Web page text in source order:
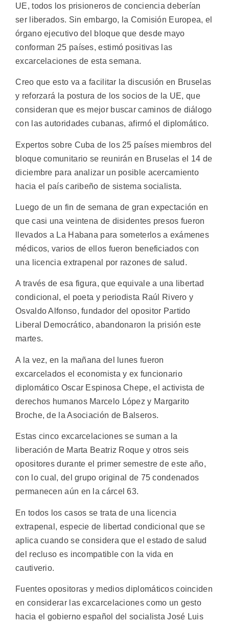
UE, todos los prisioneros de conciencia deberían
ser liberados. Sin embargo, la Comisión Europea, el
órgano ejecutivo del bloque que desde mayo
conforman 25 países, estimó positivas las
excarcelaciones de esta semana.
Creo que esto va a facilitar la discusión en Bruselas
y reforzará la postura de los socios de la UE, que
consideran que es mejor buscar caminos de diálogo
con las autoridades cubanas, afirmó el diplomático.
Expertos sobre Cuba de los 25 países miembros del
bloque comunitario se reunirán en Bruselas el 14 de
diciembre para analizar un posible acercamiento
hacia el país caribeño de sistema socialista.
Luego de un fin de semana de gran expectación en
que casi una veintena de disidentes presos fueron
llevados a La Habana para someterlos a exámenes
médicos, varios de ellos fueron beneficiados con
una licencia extrapenal por razones de salud.
A través de esa figura, que equivale a una libertad
condicional, el poeta y periodista Raúl Rivero y
Osvaldo Alfonso, fundador del opositor Partido
Liberal Democrático, abandonaron la prisión este
martes.
A la vez, en la mañana del lunes fueron
excarcelados el economista y ex funcionario
diplomático Oscar Espinosa Chepe, el activista de
derechos humanos Marcelo López y Margarito
Broche, de la Asociación de Balseros.
Estas cinco excarcelaciones se suman a la
liberación de Marta Beatriz Roque y otros seis
opositores durante el primer semestre de este año,
con lo cual, del grupo original de 75 condenados
permanecen aún en la cárcel 63.
En todos los casos se trata de una licencia
extrapenal, especie de libertad condicional que se
aplica cuando se considera que el estado de salud
del recluso es incompatible con la vida en
cautiverio.
Fuentes opositoras y medios diplomáticos coinciden
en considerar las excarcelaciones como un gesto
hacia el gobierno español del socialista José Luis